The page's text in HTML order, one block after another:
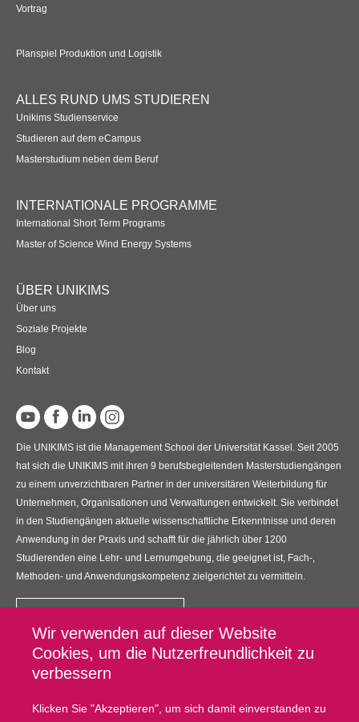
Übersicht
Planspiel Produktionssteuerung und Logistik
Industrie 4.0
Business Spotlight
Vortrag
Planspiel Produktion und Logistik
ALLES RUND UMS STUDIEREN
Unikims Studienservice
Studieren auf dem eCampus
Masterstudium neben dem Beruf
INTERNATIONALE PROGRAMME
International Short Term Programs
Master of Science Wind Energy Systems
ÜBER UNIKIMS
Über uns
Soziale Projekte
Blog
Kontakt
Die UNIKIMS ist die Management School der Universität Kassel. Seit 2005
hat sich die UNIKIMS mit ihren 9 berufsbegleitenden Masterstudiengängen
zu einem unverzichtbaren Partner in der universitären Weiterbildung für
Unternehmen, Organisationen und Verwaltungen entwickelt. Sie verbindet
in den Studiengängen aktuelle wissenschaftliche Erkenntnisse und deren
Anwendung in der Praxis und schafft für die jährlich über 1200
Studierenden eine Lehr- und Lernumgebung, die geeignet ist, Fach-,
Methoden- und Anwendungskompetenz zielgerichtet zu vermitteln.
UNIKIMS GmbH
Universitätsplatz 12, 34127 Kassel
Fußzeilenmenü
Datenschutz
Wir verwenden auf dieser Website
Cookies, um die Nutzerfreundlichkeit zu
verbessern
Klicken Sie "Akzeptieren", um sich damit einverstanden zu